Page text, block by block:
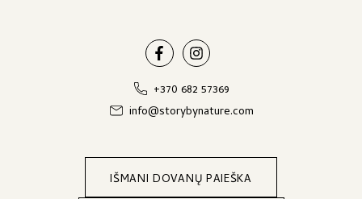
+370 682 57369
info@storybynature.com
IŠMANI DOVANŲ PAIEŠKA